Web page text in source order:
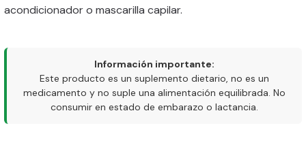
acondicionador o mascarilla capilar.
Información importante:
Este producto es un suplemento dietario, no es un
medicamento y no suple una alimentación equilibrada. No
consumir en estado de embarazo o lactancia.